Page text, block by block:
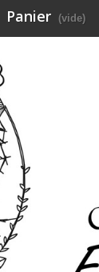
Panier (vide)